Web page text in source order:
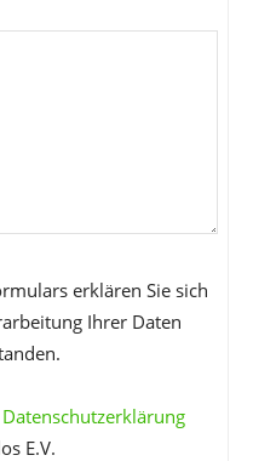
erklären Sie sich
Ihrer Daten
Datenschutzerklärung
E.V.